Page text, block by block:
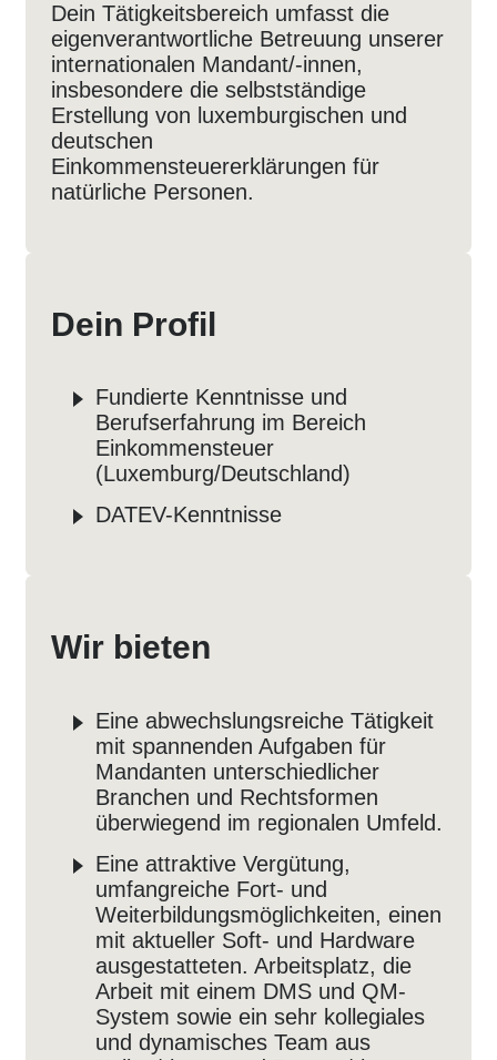
Dein Tätigkeitsbereich umfasst die
eigenverantwortliche Betreuung unserer
internationalen Mandant/-innen,
insbesondere die selbstständige
Erstellung von luxemburgischen und
deutschen
Einkommensteuererklärungen für
natürliche Personen.
Dein Profil
Fundierte Kenntnisse und
Berufserfahrung im Bereich
Einkommensteuer
(Luxemburg/Deutschland)
DATEV-Kenntnisse
Wir bieten
Eine abwechslungsreiche Tätigkeit
mit spannenden Aufgaben für
Mandanten unterschiedlicher
Branchen und Rechtsformen
überwiegend im regionalen Umfeld.
Eine attraktive Vergütung,
umfangreiche Fort- und
Weiterbildungsmöglichkeiten, einen
mit aktueller Soft- und Hardware
ausgestatteten. Arbeitsplatz, die
Arbeit mit einem DMS und QM-
System sowie ein sehr kollegiales
und dynamisches Team aus